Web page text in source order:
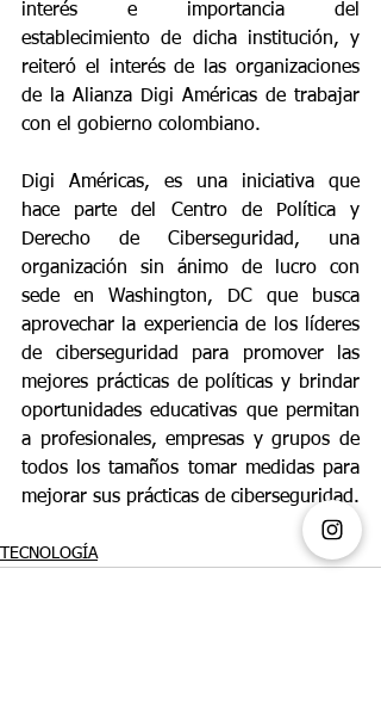
interés e importancia del
establecimiento de dicha institución, y
reiteró el interés de las organizaciones
de la Alianza Digi Américas de trabajar
con el gobierno colombiano.
Digi Américas, es una iniciativa que
hace parte del Centro de Política y
Derecho de Ciberseguridad, una
organización sin ánimo de lucro con
sede en Washington, DC que busca
aprovechar la experiencia de los líderes
de ciberseguridad para promover las
mejores prácticas de políticas y brindar
oportunidades educativas que permitan
a profesionales, empresas y grupos de
todos los tamaños tomar medidas para
mejorar sus prácticas de ciberseguridad.
TECNOLOGÍA